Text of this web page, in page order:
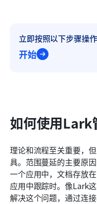
立即按照以下步骤操作
开始
如何使用Lark
理论和流程至关重要，
具。范围蔓延的主要原
一个应用中，文档存放
应用中跟踪时。像Lark
解决这个问题，通过连